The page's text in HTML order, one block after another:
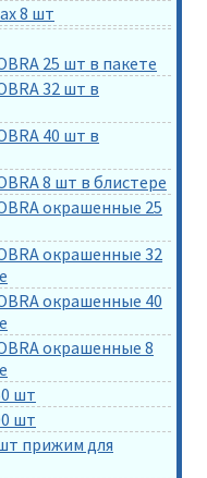
8 шт
25 шт в пакете
32 шт в
40 шт в
8 шт в блистере
окрашенные 25
окрашенные 32
окрашенные 40
окрашенные 8
шт
шт
прижим для